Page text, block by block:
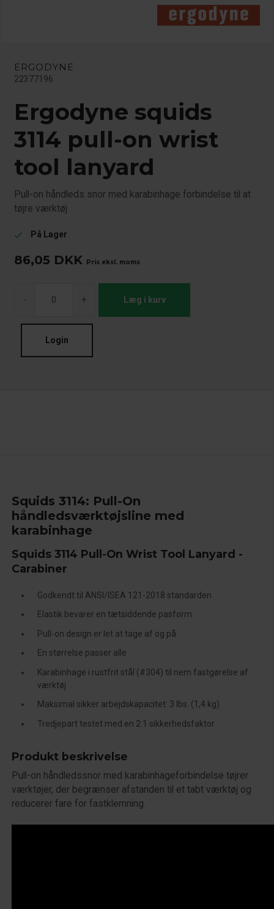
ERGODYNE
22377196
Ergodyne squids
3114 pull-on wrist
tool lanyard
Pull-on håndleds snor med karabinhage forbindelse til at
tøjre værktøj
check På Lager
86,05 DKK Pris eksl. moms
- + Læg i kurv
Login
Squids 3114: Pull-On
håndledsværktøjsline med
karabinhage
Squids 3114 Pull-On Wrist Tool Lanyard -
Carabiner
Godkendt til ANSI/ISEA 121-2018 standarden
Elastik bevarer en tætsiddende pasform
Pull-on design er let at tage af og på
En størrelse passer alle
Karabinhage i rustfrit stål (#304) til nem fastgørelse af
værktøj
Maksimal sikker arbejdskapacitet: 3 lbs. (1,4 kg)
Tredjepart testet med en 2:1 sikkerhedsfaktor
Produkt beskrivelse
Pull-on håndledssnor med karabinhageforbindelse tøjrer
værktøjer, der begrænser afstanden til et tabt værktøj og
reducerer fare for fastklemning.